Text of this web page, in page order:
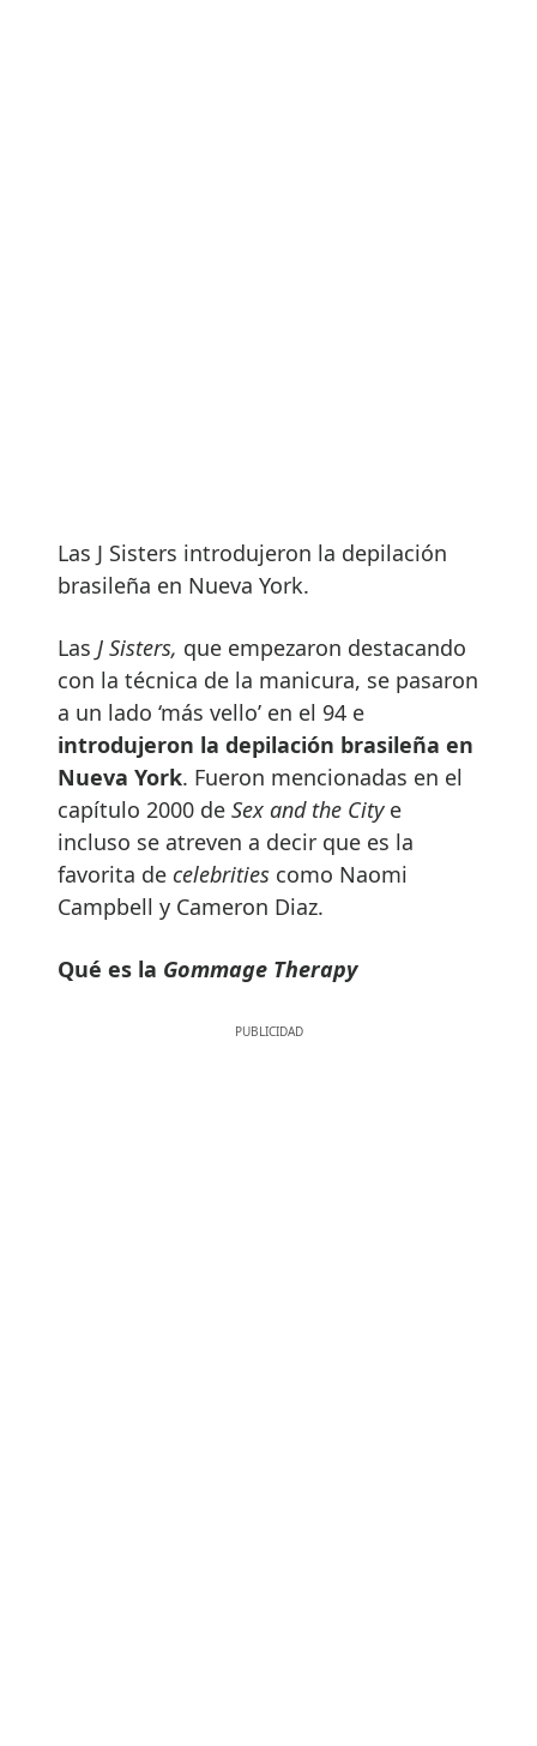
Las J Sisters introdujeron la depilación
brasileña en Nueva York.
Las J Sisters, que empezaron destacando
con la técnica de la manicura, se pasaron
a un lado ‘más vello’ en el 94 e
introdujeron la depilación brasileña en
Nueva York. Fueron mencionadas en el
capítulo 2000 de Sex and the Citye
incluso se atreven a decir que es la
favorita de celebrities como Naomi
Campbell y Cameron Diaz.
Qué es la Gommage Therapy